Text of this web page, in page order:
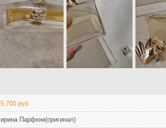
5,700 руб.
ирина Парфюм(оригинал)